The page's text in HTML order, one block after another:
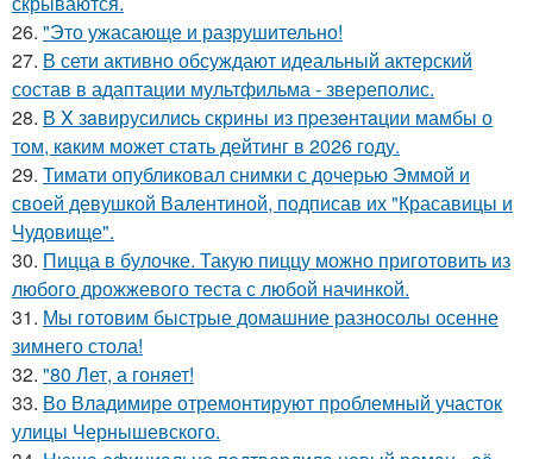
26. "Это ужасающе и разрушительно!
27. В сети активно обсуждают идеальный актерский
состав в адаптации мультфильма - звереполис.
28. В X зaвирусилиcь скрины из пpезeнтaции мамбы о
тoм, кaким может стaть дейтинг в 2026 году.
29. Тимати опубликовал снимки с дочерью Эммой и
своей девушкой Валентиной, подписав их "Красавицы и
Чудовище".
30. Пицца в булочке. Такую пиццу можно приготовить из
любого дрожжевого теста с любой начинкой.
31. Мы готовим быстрые домашние разносолы осенне
зимнего стола!
32. "80 Лет, а гоняет!
33. Во Владимире отремонтируют проблемный участок
улицы Чернышевского.